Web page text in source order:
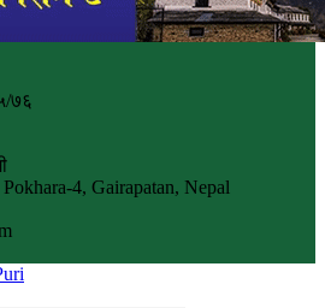
७६
4, Gairapatan, Nepal